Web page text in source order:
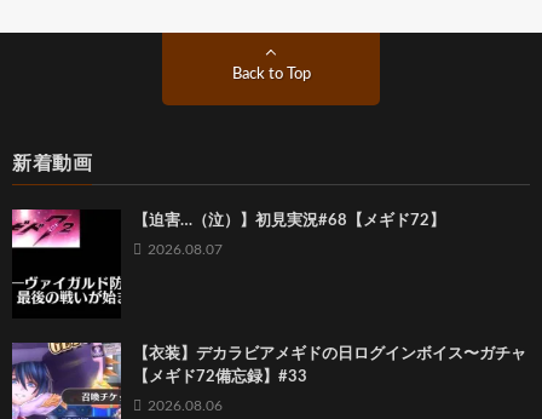
Back to Top
新着動画
【迫害…（泣）】初見実況#68【メギド72】
2026.08.07
【衣装】デカラビアメギドの日ログインボイス〜ガチャ
【メギド72備忘録】#33
2026.08.06